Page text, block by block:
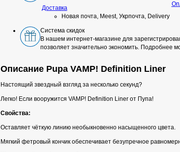
Доставка
Новая почта, Meest, Укрпочта, Delivery
Система скидок
В нашем интернет-магазине для
позволяет значительно экономить. Подробнее
Описание Pupa VAMP! Definition Liner
Настоящий звездный взгляд за несколько секунд?
Легко! Если вооружится VAMP! Definition Liner от Пупа!
Свойства:
Оставляет чёткую линию необыкновенно насыщенного цвета.
Мягкий фетровый кончик обеспечивает безупречное